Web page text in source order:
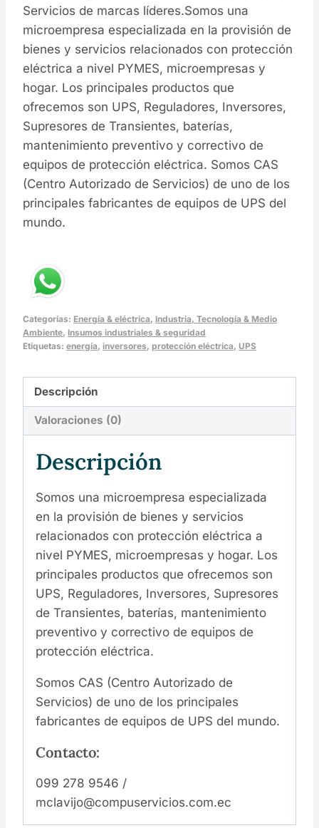
Servicios de marcas líderes.Somos una
microempresa especializada en la provisión de
bienes y servicios relacionados con protección
eléctrica a nivel PYMES, microempresas y
hogar. Los principales productos que
ofrecemos son UPS, Reguladores, Inversores,
Supresores de Transientes, baterías,
mantenimiento preventivo y correctivo de
equipos de protección eléctrica. Somos CAS
(Centro Autorizado de Servicios) de uno de los
principales fabricantes de equipos de UPS del
mundo.
Categorías: Energía & eléctrica, Industria, Tecnología & Medio
Ambiente, Insumos industriales & seguridad
Etiquetas: energía, inversores, protección eléctrica, UPS
Descripción
Valoraciones (0)
Descripción
Somos una microempresa especializada
en la provisión de bienes y servicios
relacionados con protección eléctrica a
nivel PYMES, microempresas y hogar. Los
principales productos que ofrecemos son
UPS, Reguladores, Inversores, Supresores
de Transientes, baterías, mantenimiento
preventivo y correctivo de equipos de
protección eléctrica.
Somos CAS (Centro Autorizado de
Servicios) de uno de los principales
fabricantes de equipos de UPS del mundo.
Contacto:
099 278 9546 /
mclavijo@compuservicios.com.ec